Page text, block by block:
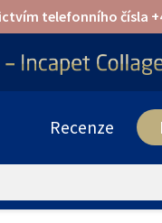
telefonního čísla
Recenze